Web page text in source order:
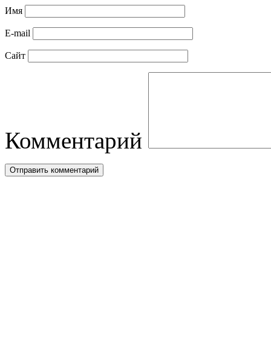
Имя
E-mail
Сайт
Комментарий